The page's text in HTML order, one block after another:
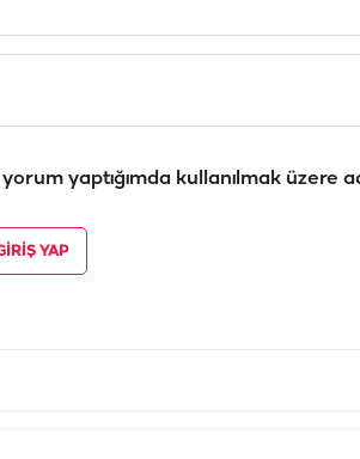
yaptığımda kullanılmak üzere
YAP